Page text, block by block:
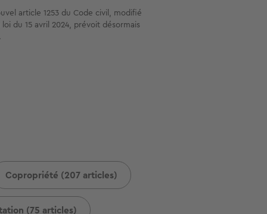
article 1253 du Code civil, modifié
loi du 15 avril 2024, prévoit désormais
Copropriété (207 articles)
(75 articles)